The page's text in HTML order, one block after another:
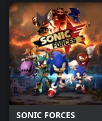
SONIC FORCES